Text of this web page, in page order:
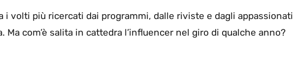
i volti più ricercati dai programmi, dalle riviste e dagli appassionati
Ma com’è salita in cattedra l’influencer nel giro di qualche anno?